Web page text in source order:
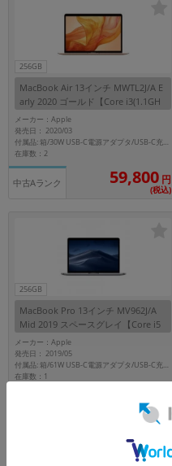
256GB
MacBook Air 13インチ MWTL2J/A E
arly 2020 ゴールド【Core i3(1.1GH
z)/8GB/256GB SSD】
メーカー：Apple
発売日： 2020/03
付属品: 箱/30W USB-C電源アダプタ/USB-C充電ケーブル(2m)/マニュアル/インターネットリカバリ
在庫数：2
中古Aランク 59,800 円
(税込)
256GB
MacBook Pro 13インチ MV962J/A
Mid 2019 スペースグレイ【Core i5
(2.4GHz)/8GB/256GB SSD】
メーカー：Apple
発売日： 2019/05
付属品: 箱/61W USB-C電源アダプタ/USB-C充電ケーブル/マニュアル
在庫数：1
59,800
(税込)